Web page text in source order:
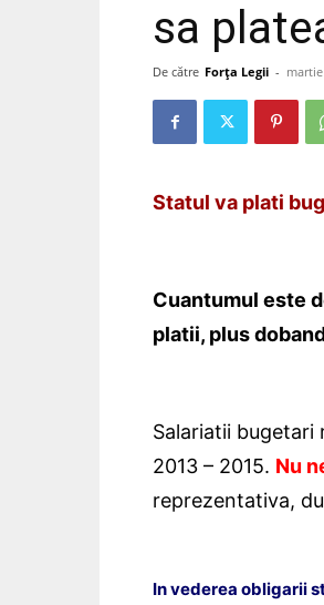
sa
De către Forța Legii -
Statul va plati
Cuantumul este
platii, plus
Salariatii
2013 – 2015. Nu
reprezentativa,
In vederea obligarii